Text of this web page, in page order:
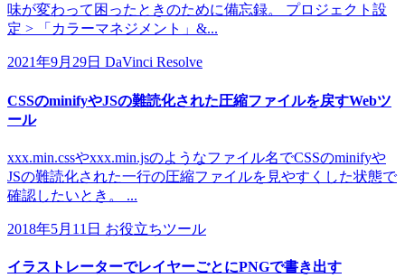
味が変わって困ったときのために備忘録。 プロジェクト設
定 > 「カラーマネジメント」&...
2021年9月29日 DaVinci Resolve
CSSのminifyやJSの難読化された圧縮ファイルを戻すWebツ
ール
xxx.min.cssやxxx.min.jsのようなファイル名でCSSのminifyや
JSの難読化された一行の圧縮ファイルを見やすくした状態で
確認したいとき。 ...
2018年5月11日 お役立ちツール
イラストレーターでレイヤーごとにPNGで書き出す